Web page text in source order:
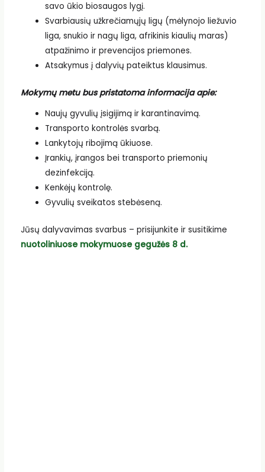
savo ūkio biosaugos lygį.
Svarbiausių užkrečiamųjų ligų (mėlynojo liežuvio
liga, snukio ir nagų liga, afrikinis kiaulių maras)
atpažinimo ir prevencijos priemones.
Atsakymus į dalyvių pateiktus klausimus.
Mokymų metu bus pristatoma informacija apie:
Naujų gyvulių įsigijimą ir karantinavimą.
Transporto kontrolės svarbą.
Lankytojų ribojimą ūkiuose.
Įrankių, įrangos bei transporto priemonių
dezinfekciją.
Kenkėjų kontrolę.
Gyvulių sveikatos stebėseną.
Jūsų dalyvavimas svarbus – prisijunkite ir susitikime
nuotoliniuose mokymuose gegužės 8 d.